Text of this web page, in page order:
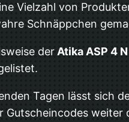
Vielzahl von
Schnäppchen
derAtika ASP 4
Tagen lässt sich
Gutscheincodes weiter